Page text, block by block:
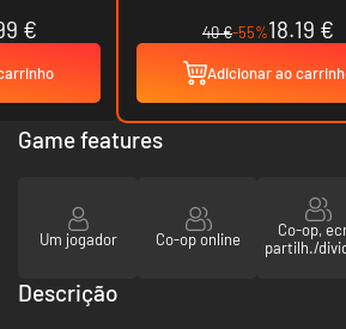
€ 40 €-55%18.19 €
Adicionar ao
Game features
Um jogador Co-op online
Co-op,
partilh./
Descrição